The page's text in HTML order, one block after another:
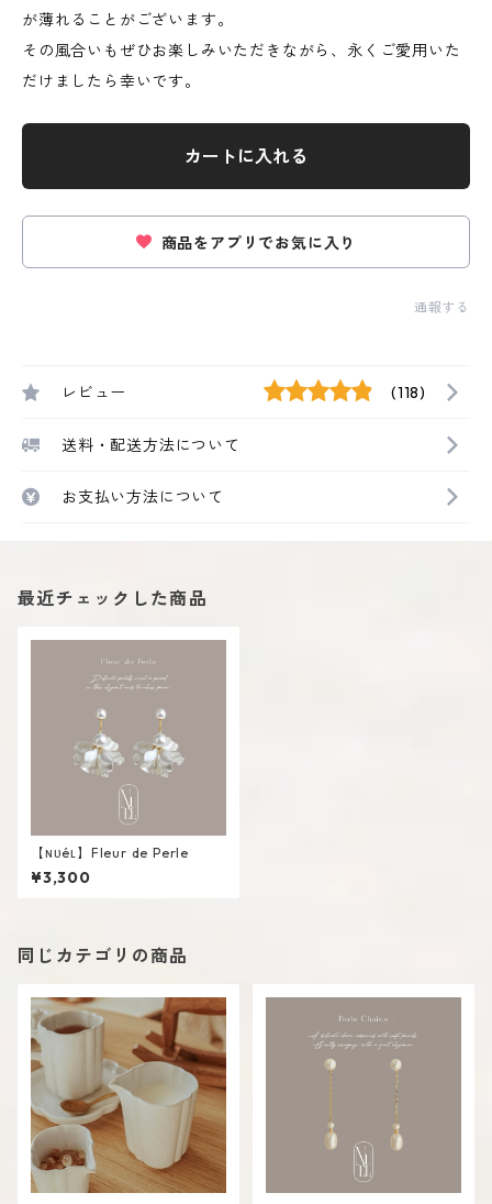
が薄れることがございます。
その風合いもぜひお楽しみいただきながら、永くご愛用いた
だけましたら幸いです。
カートに入れる
商品をアプリでお気に入り
通報する
レビュー (118)
送料・配送方法について
お支払い方法について
最近チェックした商品
【ɴᴜéʟ】Fleur de Perle
¥3,300
同じカテゴリの商品